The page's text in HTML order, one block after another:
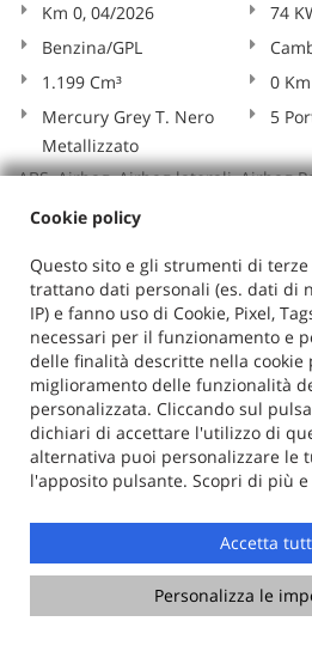
Km 0, 04/2026
74
Benzina/GPL
1.199 Cm³
0 Km
Mercury Grey T. Nero
Metallizzato
5
ABS, Airbag, Airbag laterali, Airbag
Autoradio, Autoradio digitale,
centralizzata telecomandata,
automatico clima, Controllo
trazione, Controllo vocale, Cruise
Frenata d'emergenza assistita,
Immobilizzatore elettronico, Luci
Monitoraggio pressione pneumatici,
segnali stradali, Schermo
Sedile posteriore sdoppiato,
pioggia, Sensori di parcheggio
di avviso di distanza, Navigatore
Automatico, Streaming musicale
anteriore, Telecamera per
USB, Verificare in sede accessori sul
Vivavoce, Volante in pelle, Volante
Cookie policy
Questo sito e gli strumenti di
trattano dati personali (es. dati di
IP) e fanno uso di Cookie, Pixel,
necessari per il funzionamento e
delle finalità descritte nella cookie
miglioramento delle funzionalità
personalizzata. Cliccando sul
dichiari di accettare l'utilizzo di
alternativa puoi personalizzare le
l'apposito pulsante. Scopri di più
Accetta
Personalizza le